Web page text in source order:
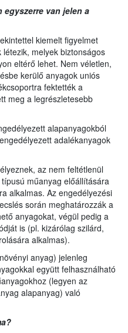
egyszerre van jelen a
kiemelt figyelmet
melyek biztonságos
eltérő lehet. Nem véletlen,
kerülő anyagok uniós
fektették a
meg a legrészletesebb
alapanyagokból
adalékanyagok
az nem feltétlenül
műanyag előállítására
alkalmas. Az engedélyezési
során meghatározzák a
anyagokat, végül pedig a
is (pl. kizárólag szilárd,
alkalmas).
anyag) jelenleg
együtt felhasználható
(legyen az
alapanyag) való